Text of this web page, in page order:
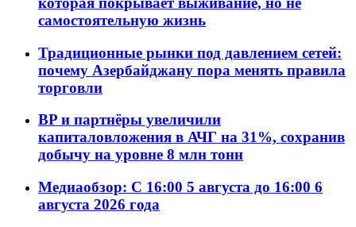
самостоятельную жизнь
Традиционные рынки под давлением сетей:
почему Азербайджану пора менять правила
торговли
BP и партнёры увеличили
капиталовложения в АЧГ на 31%, сохранив
добычу на уровне 8 млн тонн
Медиаобзор: С 16:00 5 августа до 16:00 6
августа 2026 года